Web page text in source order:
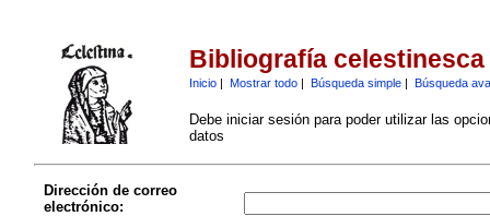
Bibliografía celestinesca
Inicio| Mostrar todo| Búsqueda simple| Búsqueda
Debe iniciar sesión para poder utilizar las
datos
Dirección de correo
electrónico: